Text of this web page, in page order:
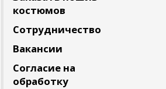
костюмов
Сотрудничество
Вакансии
Согласие на
обработку